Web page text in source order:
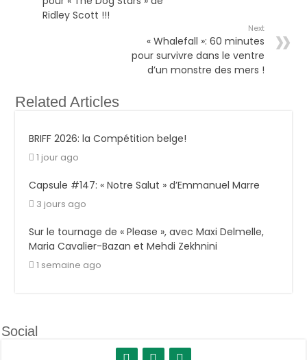
Ridley Scott !!!
Next
« Whalefall »: 60 minutes
pour survivre dans le ventre
d’un monstre des mers !
Related Articles
BRIFF 2026: la Compétition belge!
1 jour ago
Capsule #147: « Notre Salut » d’Emmanuel Marre
3 jours ago
Sur le tournage de « Please », avec Maxi Delmelle,
Maria Cavalier-Bazan et Mehdi Zekhnini
1 semaine ago
Social